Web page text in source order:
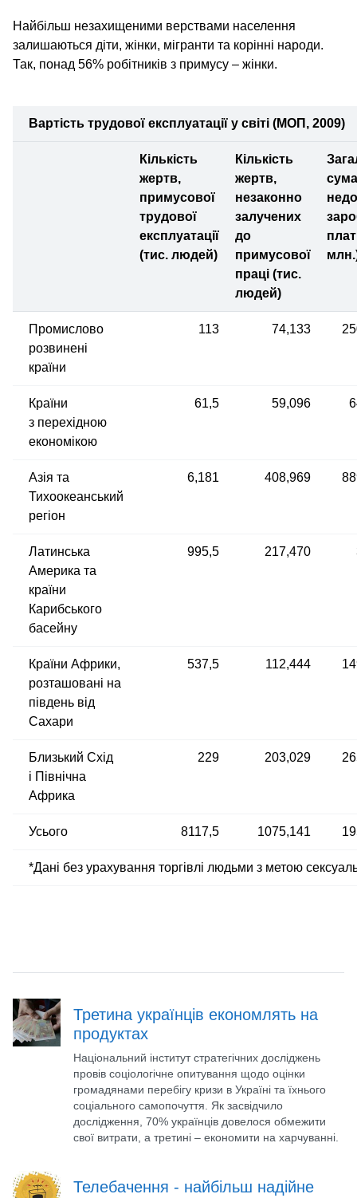
Найбільш незахищеними верствами населення
залишаються діти, жінки, мігранти та корінні народи.
Так, понад 56% робітників з примусу – жінки.
Вартість трудової експлуатації у світі (МОП, 2009)
Кількість
жертв,
примусової
трудової
експлуатації
(тис. людей)
Кількість
жертв,
незаконно
залучених
до
примусової
праці (тис.
людей)
сума
Промислово
розвинені
країни
113 74,133
Країни
з перехідною
економікою
61,5 59,096
Азія та
Тихоокеанський
регіон
6,181 408,969
Латинська
Америка та
країни
Карибського
басейну
995,5 217,470
Країни Африки,
розташовані на
південь від
Сахари
537,5 112,444
Близький Схід
і Північна
Африка
229 203,029
Усього 8117,5 1075,141
*Дані без урахування торгівлі людьми з метою
Третина українців економлять на
продуктах
Національний інститут стратегічних досліджень
провів соціологічне опитування щодо оцінки
громадянами перебігу кризи в Україні та їхнього
соціального самопочуття. Як засвідчило
дослідження, 70% українців довелося обмежити
свої витрати, а третині – економити на харчуванні.
Телебачення - найбільш надійне